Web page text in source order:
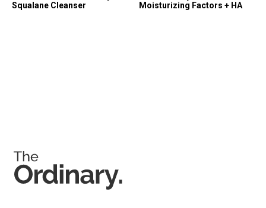
Squalane Cleanser
Moisturizing Factors + HA
Мессенджеры
организацией на территории РФ.